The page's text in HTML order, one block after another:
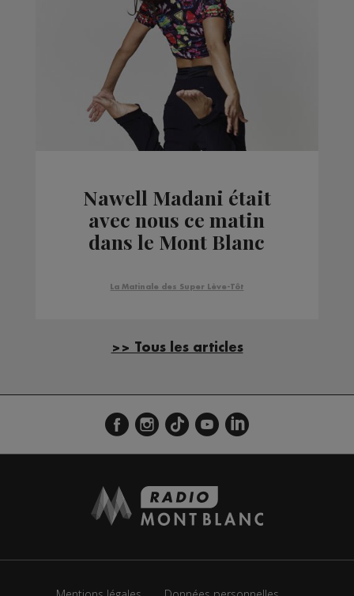
Nawell Madani était
avec nous ce matin
dans le Mont Blanc
La Matinale des Super Lève-Tôt
>> Tous les articles